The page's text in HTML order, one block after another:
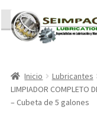
Ir
a
Ir
al
contenido
Sobre nosotros
Brochures
Contacto/Solicitar
Inicio Lubricantes
LIMPIADOR COMPLETO
– Cubeta de 5 galones